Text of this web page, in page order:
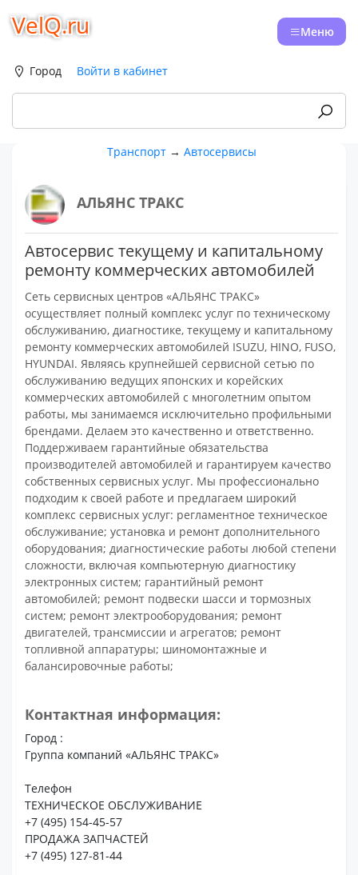
VelQ.ru Меню
Город Войти в кабинет
Транспорт→ Автосервисы
АЛЬЯНС ТРАКС
Автосервис текущему и капитальному
ремонту коммерческих автомобилей
Сеть сервисных центров «АЛЬЯНС ТРАКС»
осуществляет полный комплекс услуг по техническому
обслуживанию, диагностике, текущему и капитальному
ремонту коммерческих автомобилей ISUZU, HINO, FUSO,
HYUNDAI. Являясь крупнейшей сервисной сетью по
обслуживанию ведущих японских и корейских
коммерческих автомобилей с многолетним опытом
работы, мы занимаемся исключительно профильными
брендами. Делаем это качественно и ответственно.
Поддерживаем гарантийные обязательства
производителей автомобилей и гарантируем качество
собственных сервисных услуг. Мы профессионально
подходим к своей работе и предлагаем широкий
комплекс сервисных услуг: регламентное техническое
обслуживание; установка и ремонт дополнительного
оборудования; диагностические работы любой степени
сложности, включая компьютерную диагностику
электронных систем; гарантийный ремонт
автомобилей; ремонт подвески шасси и тормозных
систем; ремонт электрооборудования; ремонт
двигателей, трансмиссии и агрегатов; ремонт
топливной аппаратуры; шиномонтажные и
балансировочные работы;
Контактная информация:
Город :
Группа компаний «АЛЬЯНС ТРАКС»
Телефон
ТЕХНИЧЕСКОЕ ОБСЛУЖИВАНИЕ
+7 (495) 154-45-57
ПРОДАЖА ЗАПЧАСТЕЙ
+7 (495) 127-81-44